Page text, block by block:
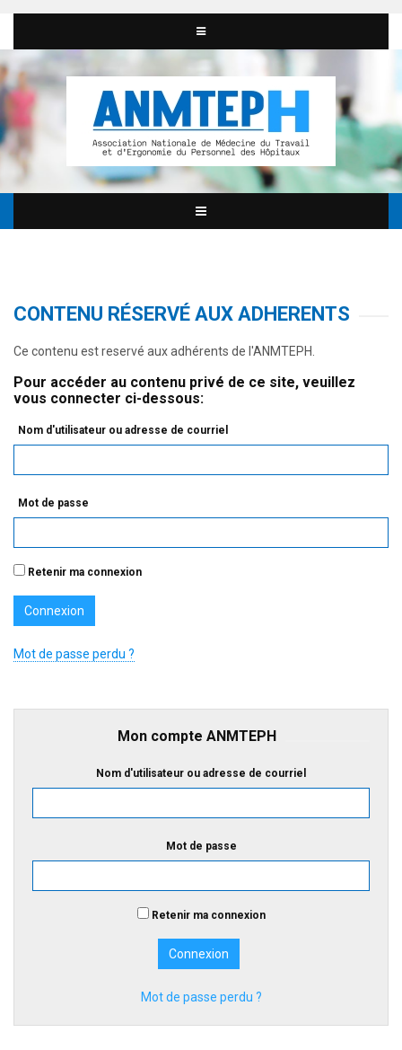
CONTENU RÉSERVÉ AUX ADHERENTS
Ce contenu est reservé aux adhérents de l'ANMTEPH.
Pour accéder au contenu privé de ce site, veuillez
vous connecter ci-dessous:
Nom d'utilisateur ou adresse de courriel
Mot de passe
Retenir ma connexion
Mot de passe perdu ?
Mon compte ANMTEPH
Nom d'utilisateur ou adresse de courriel
Mot de passe
Retenir ma connexion
Mot de passe perdu ?